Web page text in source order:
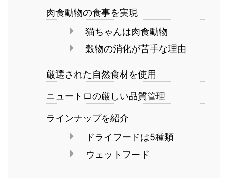
肉食動物の食事を実現
猫ちゃんは肉食動物
穀物の消化が苦手な理由
厳選された自然食材を使用
ニュートロの厳しい品質管理
ラインナップを紹介
ドライフードは5種類
ウェットフード